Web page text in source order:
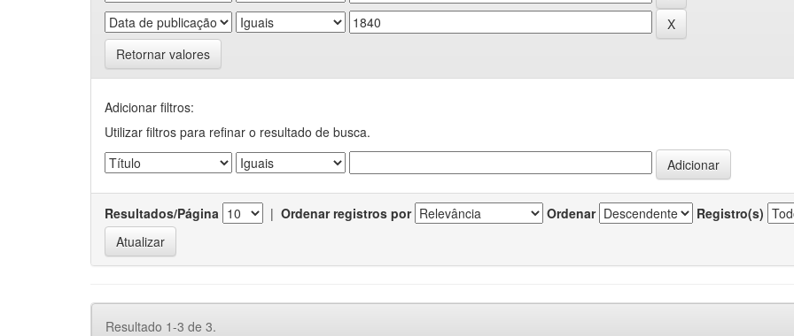
Retornar valores
Adicionar filtros:
Utilizar filtros para refinar o resultado de busca.
Resultados/Página | Ordenar registros por Ordenar Registro(s)
Resultado 1-3 de 3.